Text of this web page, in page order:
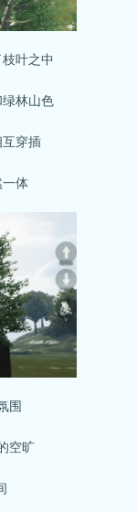
叶之中
林山色
穿插
体
围
空旷